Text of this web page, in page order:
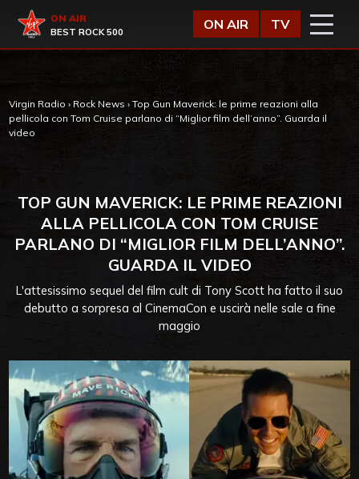
Virgin Radio
ON AIR
BEST ROCK 500
ON AIR TV
Virgin Radio › Rock News › Top Gun Maverick: le prime reazioni alla
pellicola con Tom Cruise parlano di “Miglior film dell’anno”. Guarda il
video
TOP GUN MAVERICK: LE PRIME REAZIONI
ALLA PELLICOLA CON TOM CRUISE
PARLANO DI “MIGLIOR FILM DELL’ANNO”.
GUARDA IL VIDEO
L'attesissimo sequel del film cult di Tony Scott ha fatto il suo
debutto a sorpresa al CinemaCon e uscirà nelle sale a fine
maggio